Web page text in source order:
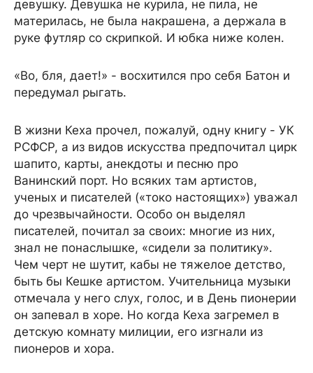
девушку. Девушка не курила, не пила, не
материлась, не была накрашена, а держала в
руке футляр со скрипкой. И юбка ниже колен.
«Во, бля, дает!» - восхитился про себя Батон и
передумал рыгать.
В жизни Кеха прочел, пожалуй, одну книгу - УК
РСФСР, а из видов искусства предпочитал цирк
шапито, карты, анекдоты и песню про
Ванинский порт. Но всяких там артистов,
ученых и писателей («токо настоящих») уважал
до чрезвычайности. Особо он выделял
писателей, почитал за своих: многие из них,
знал не понаслышке, «сидели за политику».
Чем черт не шутит, кабы не тяжелое детство,
быть бы Кешке артистом. Учительница музыки
отмечала у него слух, голос, и в День пионерии
он запевал в хоре. Но когда Кеха загремел в
детскую комнату милиции, его изгнали из
пионеров и хора.